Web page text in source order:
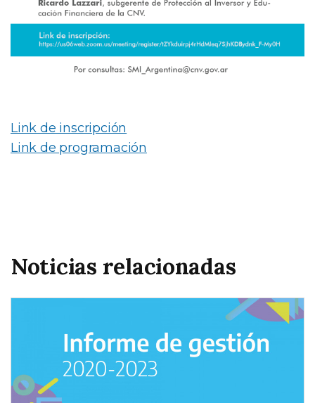
Link de inscripción
Link de programación
Noticias relacionadas